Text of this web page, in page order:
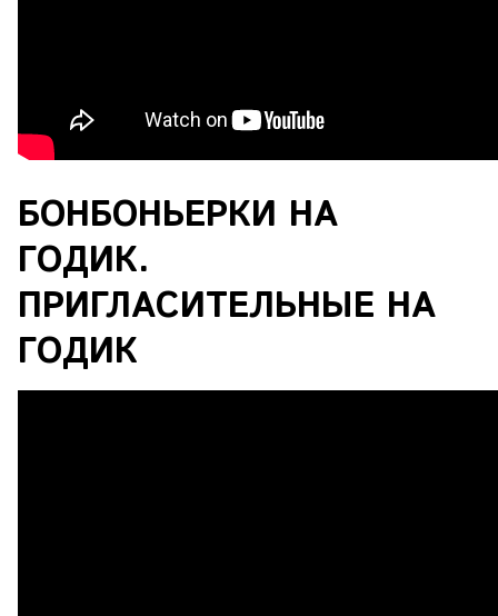
БОНБОНЬЕРКИ НА
ГОДИК.
ПРИГЛАСИТЕЛЬНЫЕ НА
ГОДИК